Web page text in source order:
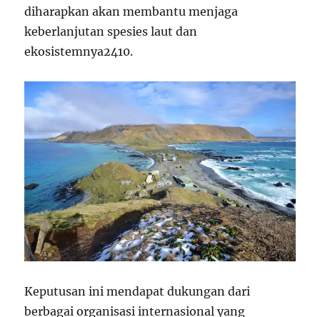
diharapkan akan membantu menjaga
keberlanjutan spesies laut dan
ekosistemnya2410.
Keputusan ini mendapat dukungan dari
berbagai organisasi internasional yang